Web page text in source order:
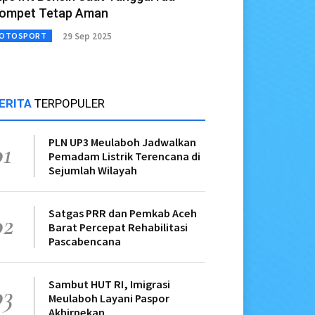
Tetap Aman
29 Sep 2025
TERPOPULER
PLN UP3 Meulaboh Jadwalkan
Pemadam Listrik Terencana di
Sejumlah Wilayah
Satgas PRR dan Pemkab Aceh
Barat Percepat Rehabilitasi
Pascabencana
Sambut HUT RI, Imigrasi
Meulaboh Layani Paspor